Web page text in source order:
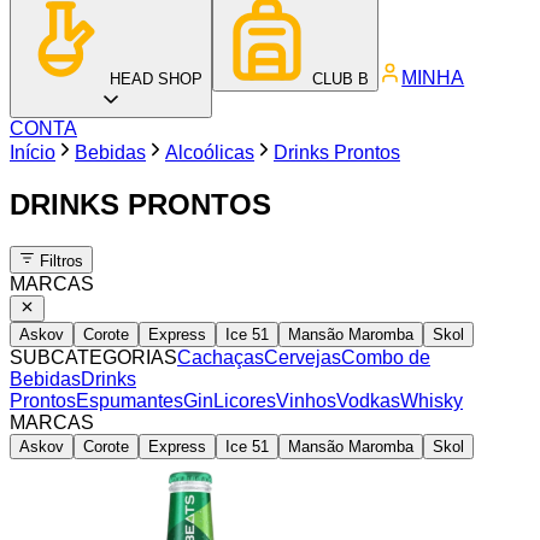
HEAD SHOP CLUB B MINHA
CONTA
Início
Bebidas Alcoólicas Drinks Prontos
DRINKS PRONTOS
Filtros
MARCAS
Askov Corote Express Ice 51 Mansão Maromba Skol
SUBCATEGORIASCachaçasCervejasCombo de
BebidasDrinks
ProntosEspumantesGin LicoresVinhosVodkasWhisky
MARCAS
Askov Corote Express Ice 51 Mansão Maromba Skol